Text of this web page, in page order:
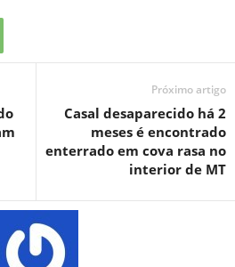
Próximo artigo
Casal desaparecido há 2
meses é encontrado
enterrado em cova rasa no
interior de MT